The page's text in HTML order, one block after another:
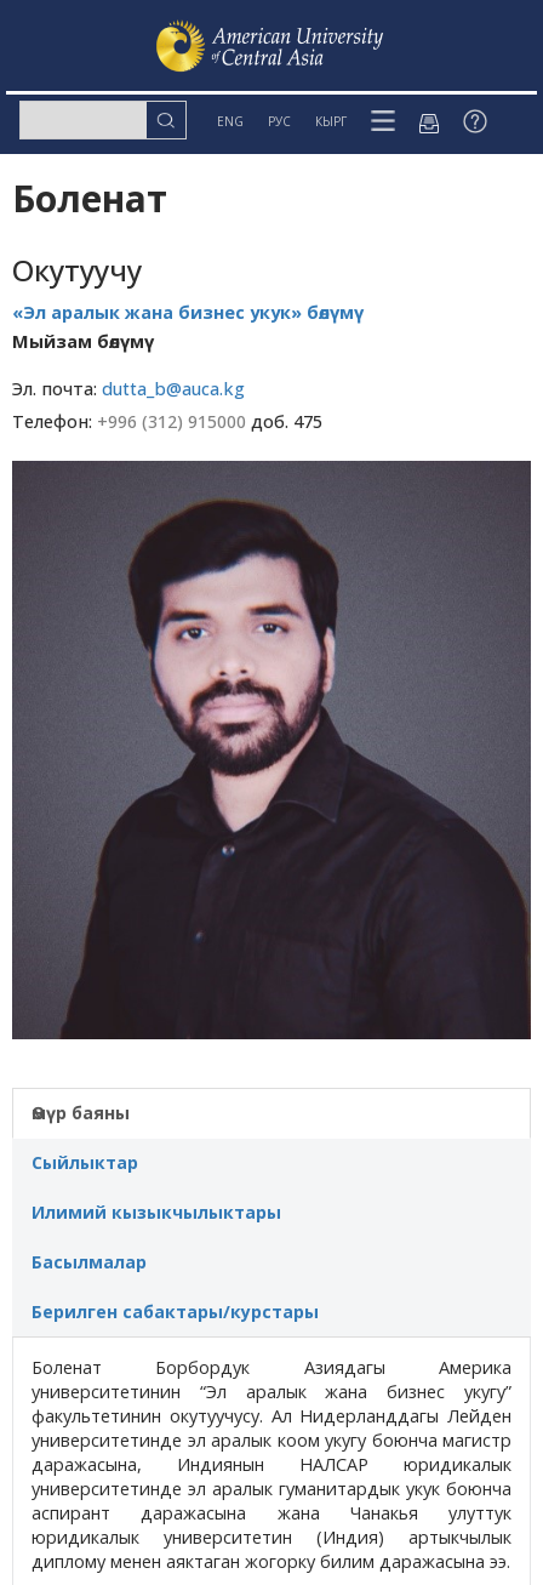
ENG РУС КЫРГ
Боленат
Окутуучу
«Эл аралык жана бизнес укук» бөлүмү
Мыйзам бөлүмү
Эл. почта: dutta_b@auca.kg
Телефон: +996 (312) 915000 доб. 475
Өмүр баяны
Сыйлыктар
Илимий кызыкчылыктары
Басылмалар
Берилген сабактары/курстары
Боленат Борбордук Азиядагы Америка
университетинин “Эл аралык жана бизнес укугу”
факультетинин окутуучусу. Ал Нидерланддагы Лейден
университетинде эл аралык коом укугу боюнча магистр
даражасына, Индиянын НАЛСАР юридикалык
университетинде эл аралык гуманитардык укук боюнча
аспирант даражасына жана Чанакья улуттук
юридикалык университетин (Индия) артыкчылык
диплому менен аяктаган жогорку билим даражасына ээ.